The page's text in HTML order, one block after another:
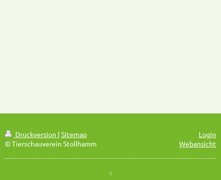
Druckversion | Sitemap
© Tierschauverein Stollhamm
Login
Webansicht
↑